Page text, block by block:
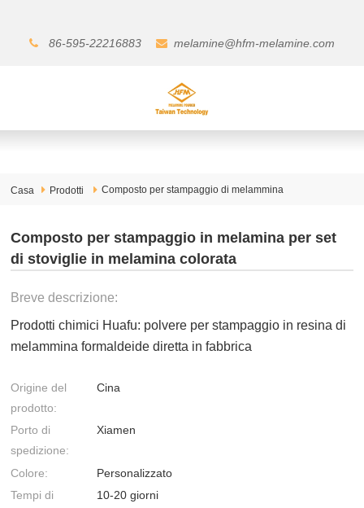
86-595-22216883 melamine@hfm-melamine.com
Casa Prodotti Composto per stampaggio di melammina
Composto per stampaggio in melamina per set
di stoviglie in melamina colorata
Breve descrizione:
Prodotti chimici Huafu: polvere per stampaggio in resina di
melammina formaldeide diretta in fabbrica
Origine del
prodotto:
Cina
Porto di
spedizione:
Xiamen
Colore:
Personalizzato
Tempi di
10-20 giorni